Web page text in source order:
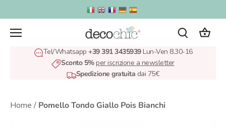
al
contenuto
Tel/Whatsapp +39 391 3435939Lun-Ven 8.30-16
Sconto 5%per iscrizione a newsletter
Spedizione gratuita dai 75€
Home / Pomello Tondo Giallo Pois Bianchi